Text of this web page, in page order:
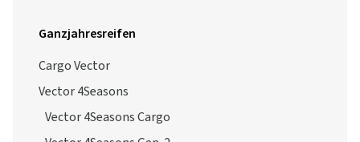
Ganzjahresreifen
Cargo Vector
Vector 4Seasons
Vector 4Seasons Cargo